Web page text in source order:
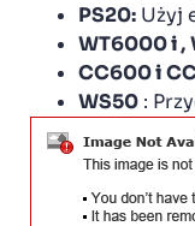
PS20: Użyj
WT6000i,
CC600i
WS50 :